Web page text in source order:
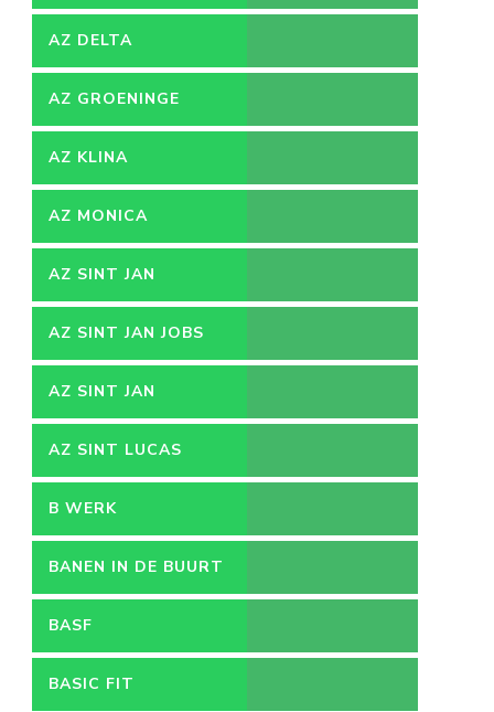
AZ DELTA
AZ GROENINGE
AZ KLINA
AZ MONICA
AZ SINT JAN
AZ SINT JAN JOBS
AZ SINT JAN
VACATURES
AZ SINT LUCAS
B WERK
BANEN IN DE BUURT
BASF
BASIC FIT